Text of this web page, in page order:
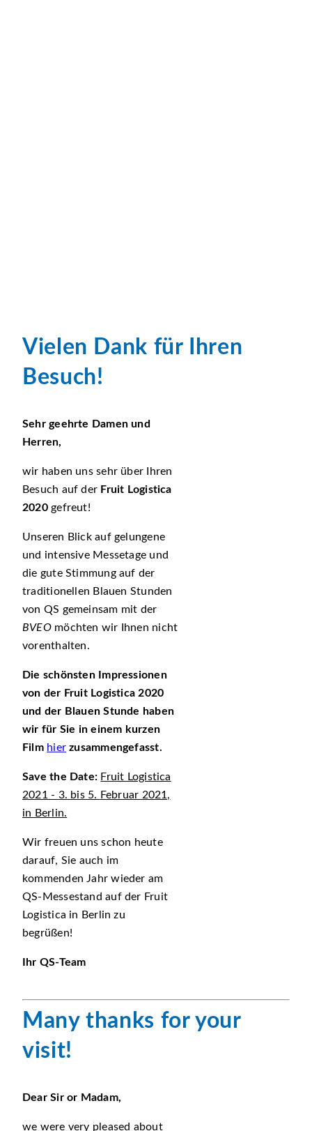
Vielen Dank für Ihren
Besuch!
Sehr geehrte Damen und
Herren,
wir haben uns sehr über Ihren
Besuch auf der Fruit Logistica
2020gefreut!
Unseren Blick auf gelungene
und intensive Messetage und
die gute Stimmung auf der
traditionellen Blauen Stunden
von QS gemeinsam mit der
BVEOmöchten wir Ihnen nicht
vorenthalten.
Die schönsten Impressionen
von der Fruit Logistica 2020
und der Blauen Stunde haben
wir für Sie in einem kurzen
Film hier zusammengefasst.
Save the Date: Fruit Logistica
2021 - 3. bis 5. Februar 2021,
in Berlin.
Wir freuen uns schon heute
darauf, Sie auch im
kommenden Jahr wieder am
QS-Messestand auf der Fruit
Logistica in Berlin zu
begrüßen!
Ihr QS-Team
Many thanks for your
visit!
Dear Sir or Madam,
we were very pleased about